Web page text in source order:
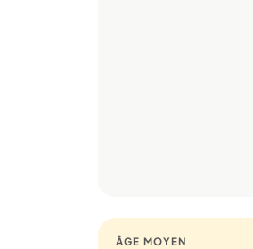
ÂGE MOYEN